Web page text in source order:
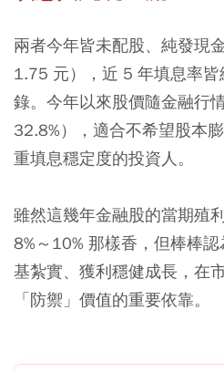
兩者今年皆未配股、純發現
1.75 元），近 5 年填息率
錄。今年以來股價隨金融行
32.8%），適合不希望股本
重填息穩定度的投資人。
雖然這幾年金融股的當期殖
8%～10% 那樣香，但棒棒
基紮實、獲利穩健成長，在
「防禦」價值的重要依靠。